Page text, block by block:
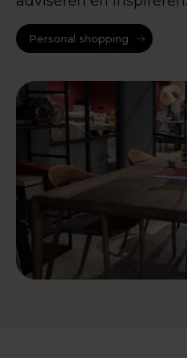
Personal shopping